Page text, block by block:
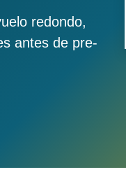
redondo,
antes de pre-